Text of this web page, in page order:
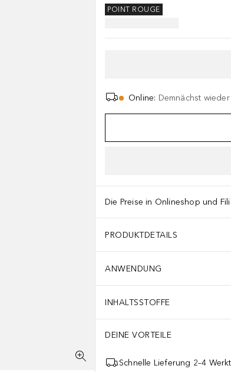
POINT ROUGE
Online: Demnächst
Die Preise in Onlineshop und
PRODUKTDETAILS
ANWENDUNG
INHALTSSTOFFE
DEINE VORTEILE
Schnelle Lieferung 2–4